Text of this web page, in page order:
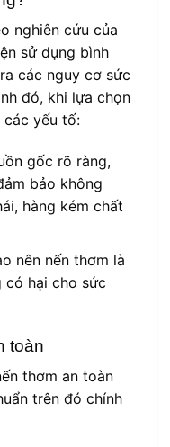
nghiên cứu của
sử dụng bình
các nguy cơ sức
đó, khi lựa chọn
các yếu tố:
gốc rõ ràng,
bảo không
hàng kém chất
nên nến thơm là
có hại cho sức
toàn
thơm an toàn
trên đó chính